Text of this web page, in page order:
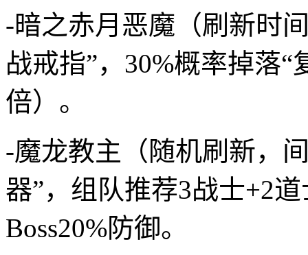
-暗之赤月恶魔（刷新时
战戒指”，30%概率掉落
倍）。
-魔龙教主（随机刷新，
器”，组队推荐3战士+2
Boss20%防御。